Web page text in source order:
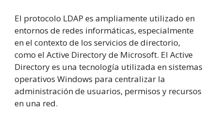
El protocolo LDAP es ampliamente utilizado en
entornos de redes informáticas, especialmente
en el contexto de los servicios de directorio,
como el Active Directory de Microsoft. El Active
Directory es una tecnología utilizada en sistemas
operativos Windows para centralizar la
administración de usuarios, permisos y recursos
en una red.